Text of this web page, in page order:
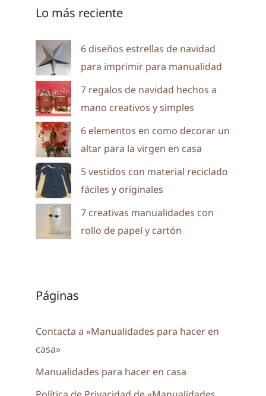
Lo más reciente
6 diseños estrellas de navidad
para imprimir para manualidad
7 regalos de navidad hechos a
mano creativos y simples
6 elementos en como decorar un
altar para la virgen en casa
5 vestidos con material reciclado
fáciles y originales
7 creativas manualidades con
rollo de papel y cartón
Páginas
Contacta a «Manualidades para hacer en
casa»
Manualidades para hacer en casa